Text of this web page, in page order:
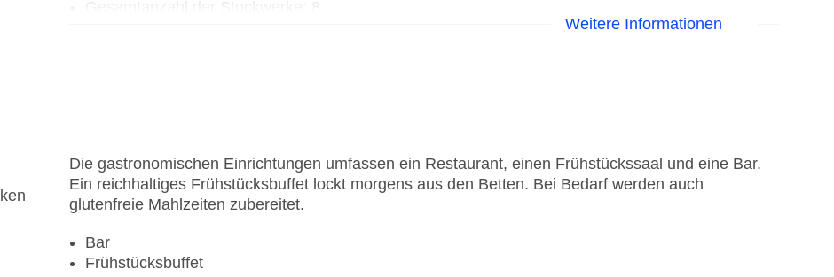
Weitere Informationen
Die gastronomischen Einrichtungen umfassen ein Restaurant, einen Frühstückssaal und eine Bar.
Ein reichhaltiges Frühstücksbuffet lockt morgens aus den Betten. Bei Bedarf werden auch
glutenfreie Mahlzeiten zubereitet.
Bar
Frühstücksbuffet